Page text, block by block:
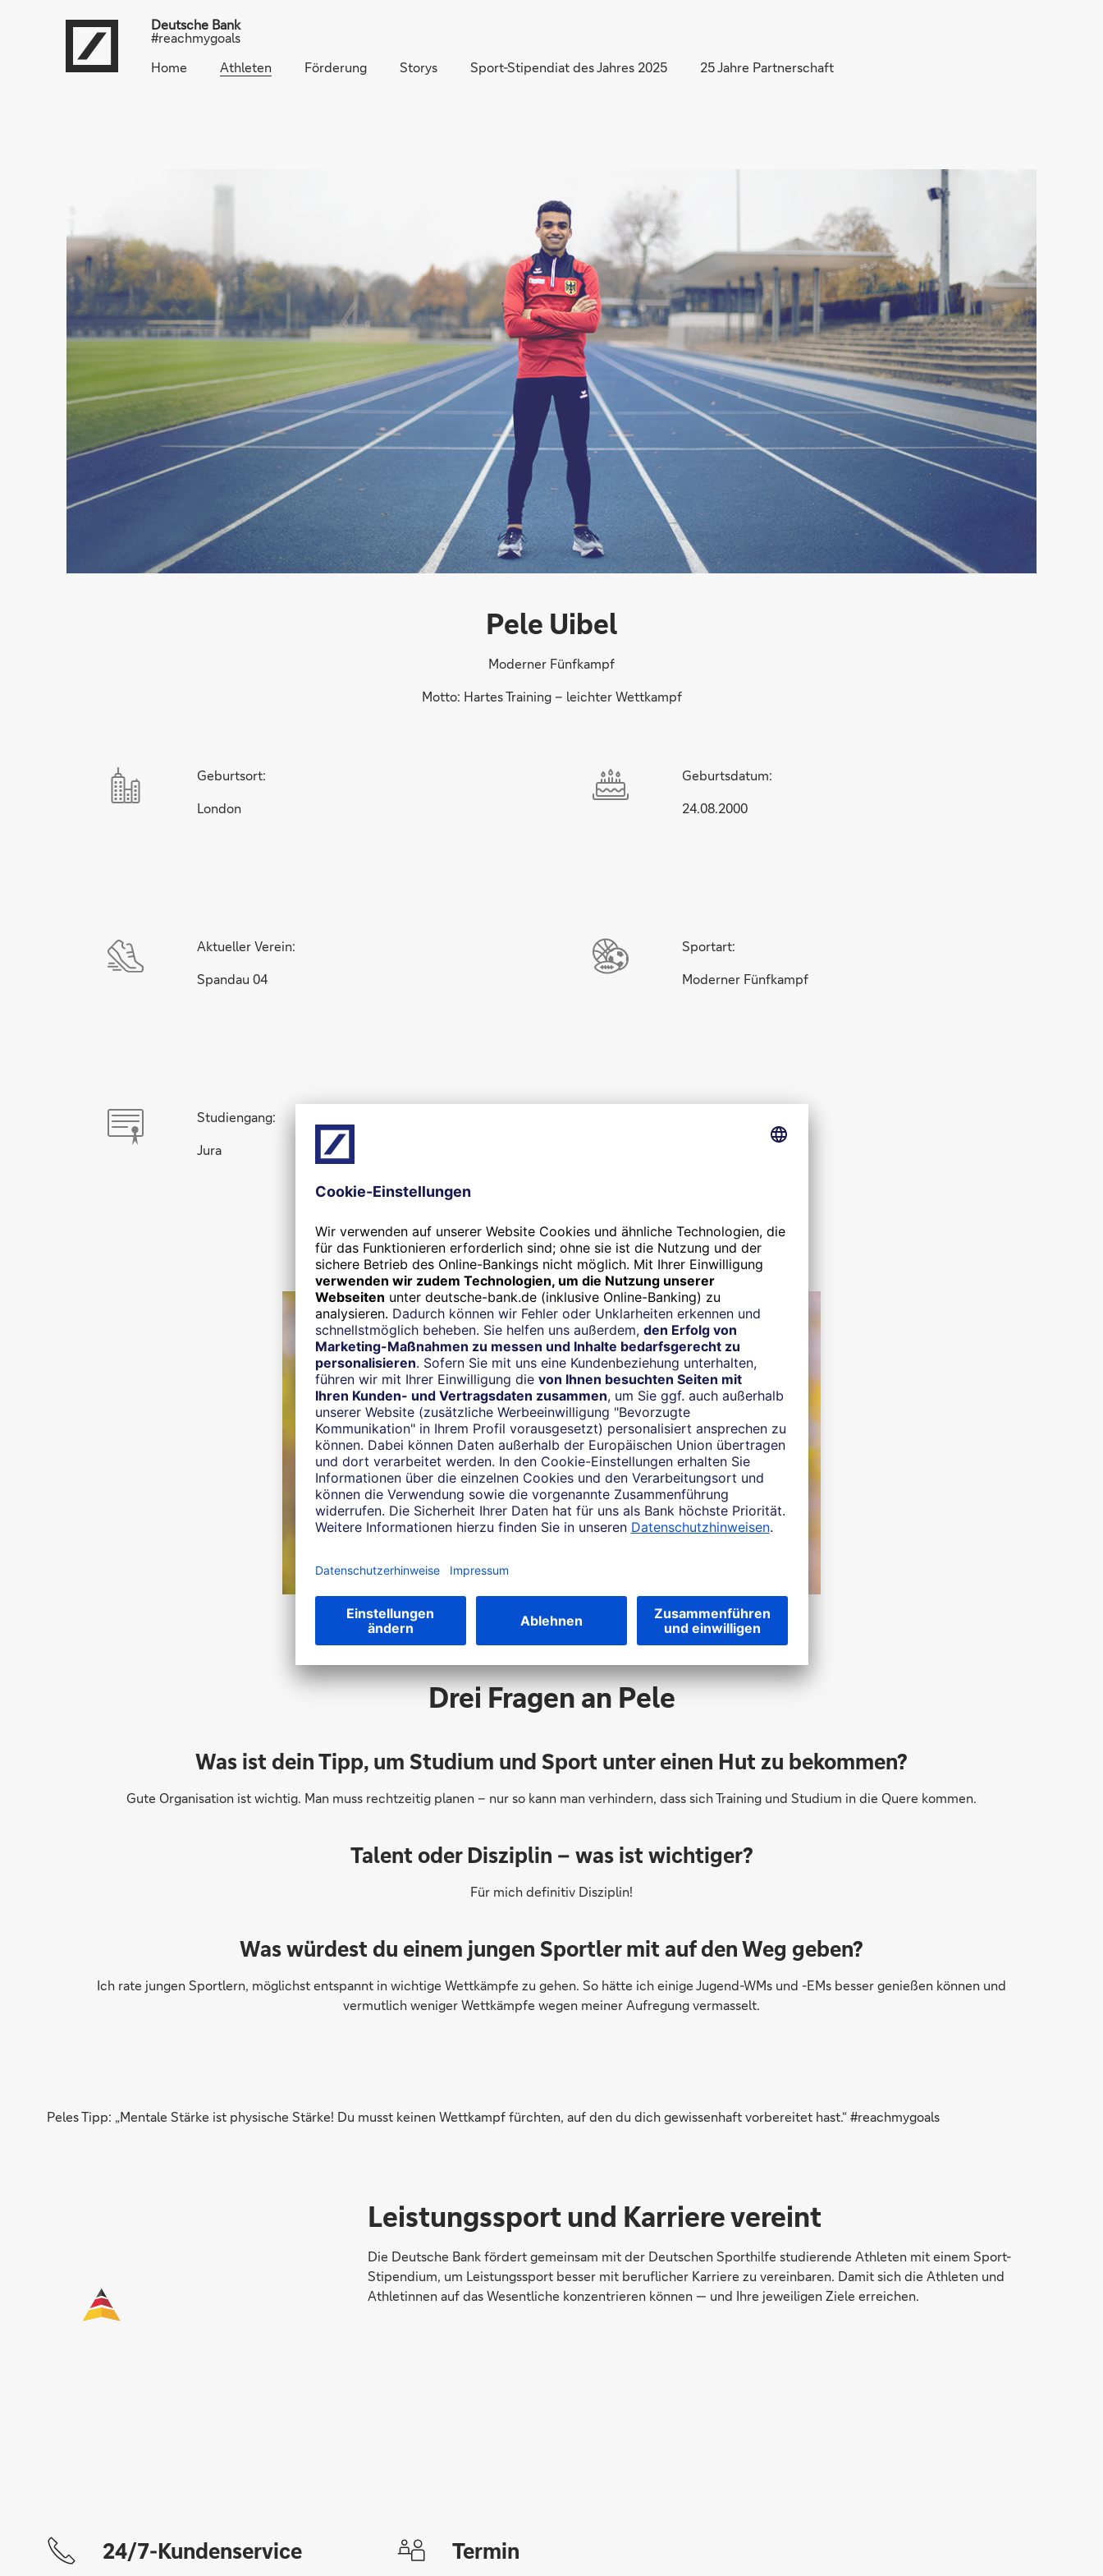
Direkt zur Suche (Enter drücken)
Deutsche Bank
#reachmygoals
Home
Athleten Förderung Storys Sport-Stipendiat des Jahres 2025 25 Jahre Partnerschaft
Pele Uibel
Moderner Fünfkampf
Motto: Hartes Training – leichter Wettkampf
Geburtsort:
London
Geburtsdatum:
24.08.2000
Aktueller Verein:
Spandau 04
Sportart:
Moderner Fünfkampf
Studiengang:
Jura
Drei Fragen an Pele
Was ist dein Tipp, um Studium und Sport unter einen Hut zu bekommen?
Gute Organisation ist wichtig. Man muss rechtzeitig planen – nur so kann man verhindern, dass sich Training und Studium in die Quere kommen.
Talent oder Disziplin – was ist wichtiger?
Für mich definitiv Disziplin!
Was würdest du einem jungen Sportler mit auf den Weg geben?
Ich rate jungen Sportlern, möglichst entspannt in wichtige Wettkämpfe zu gehen. So hätte ich einige Jugend-WMs und -EMs besser genießen können und
vermutlich weniger Wettkämpfe wegen meiner Aufregung vermasselt.
Peles Tipp: „Mentale Stärke ist physische Stärke! Du musst keinen Wettkampf fürchten, auf den du dich gewissenhaft vorbereitet hast.“ #reachmygoals
Leistungssport und Karriere vereint
Die Deutsche Bank fördert gemeinsam mit der Deutschen Sporthilfe studierende Athleten mit einem Sport-
Stipendium, um Leistungssport besser mit beruflicher Karriere zu vereinbaren. Damit sich die Athleten und
Athletinnen auf das Wesentliche konzentrieren können — und Ihre jeweiligen Ziele erreichen.
24/7-Kundenservice Termin